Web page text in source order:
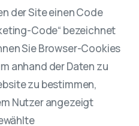
der Site einen Code
Code“ bezeichnet
Sie Browser-Cookies
anhand der Daten zu
zu bestimmen,
Nutzer angezeigt